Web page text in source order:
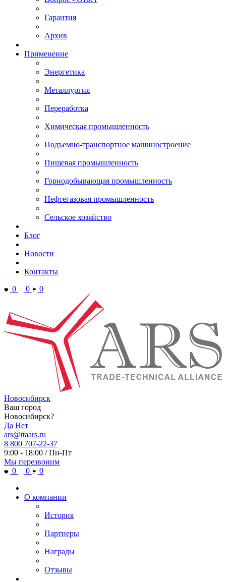
Гарантия
Архив
Применение
Энергетика
Металлургия
Переработка
Химическая промышленность
Подъемно-транспортное машиностроение
Пищевая промышленность
Горнодобывающая промышленность
Нефтегазовая промышленность
Сельское хозяйство
Блог
Новости
Контакты
0
0 0
Новосибирск
Ваш город
Новосибирск?
Да Нет
ars@ttaars.ru
8 800 707-22-37
9:00 - 18:00 / Пн-Пт
Мы перезвоним
0
0 0
О компании
История
Партнеры
Награды
Отзывы